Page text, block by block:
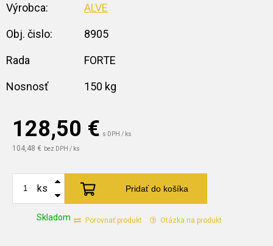
128,50 € s DPH / ks
104,48 € bez DPH / ks
Skladom
ks Pridať do košíka
Porovnať produkt Otázka na produkt
Výrobca: ALVE
Obj. čislo: 8905
Rada FORTE
Nosnosť 150 kg